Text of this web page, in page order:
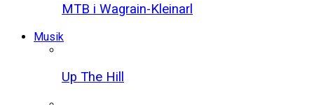
MTB i Wagrain-Kleinarl
Musik
Up The Hill